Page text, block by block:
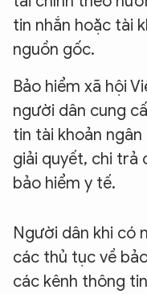
tin nhắn hoặc tài
nguồn gốc.
Bảo hiểm xã hội
người dân cung
tin tài khoản
giải quyết, chi trả
bảo hiểm y tế.
Người dân khi có
các thủ tục về
các kênh thông